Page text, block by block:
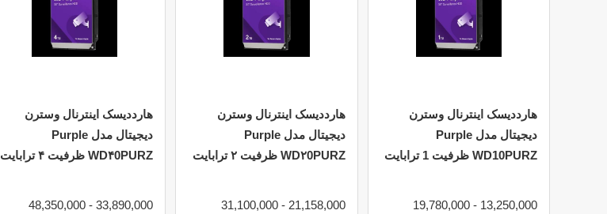
هارددیسک اینترنال وسترن
دیجیتال مدل Purple
WD10PURZ ظرفیت 1 ترابایت
13,250,000 - 19,780,000
هارددیسک اینترنال وسترن
دیجیتال مدل Purple
WD۲0PURZ ظرفیت ۲ ترابایت
21,158,000 - 31,100,000
هارددیسک اینترنال وسترن
دیجیتال مدل Purple
WD۴0PURZ ظرفیت ۴ ترابایت
33,890,000 - 48,350,000